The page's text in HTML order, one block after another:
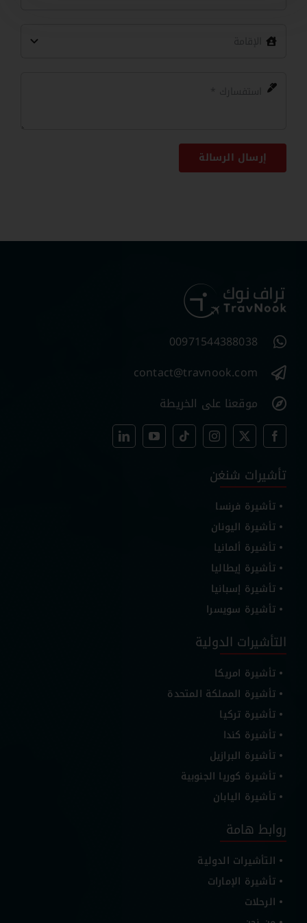
+971
إرسال الرسالة
00971544388038
contact@travnook.com
موقعنا على الخريطة
تأشيرات شنغن
تأشيرة فرنسا
تأشيرة اليونان
تأشيرة ألمانيا
تأشيرة إيطاليا
تأشيرة إسبانيا
تأشيرة سويسرا
التأشيرات الدولية
تأشيرة امريكا
تأشيرة المملكة المتحدة
تأشيرة تركيا
تأشيرة كندا
تأشيرة البرازيل
تأشيرة كوريا الجنوبية
تأشيرة اليابان
روابط هامة
التأشيرات الدولية
تأشيرة الإمارات
الرحلات